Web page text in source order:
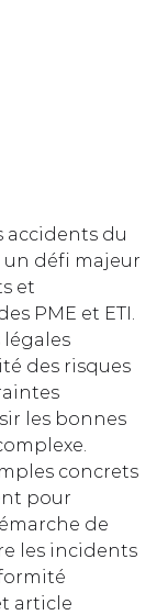
accidents du
défi majeur
et
PME et ETI.
des risques
les bonnes
concrets
pour
de
les incidents
article